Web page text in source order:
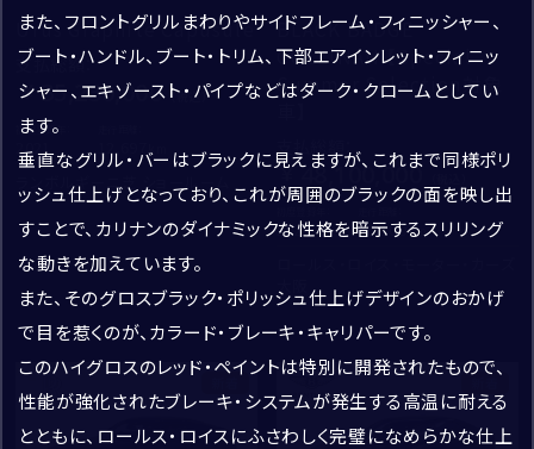
アフターサービス
Urus Graphite Capusule
支払総額 ：
35,230,000
初度登録年：
2021
12,697
ランボルギーニ芝 ショールーム
BLACK BADGE
CULLINAN 【Special
Summer Selection対象
48,100,000
2024
26,100
大阪
また、フロントグリルまわりやサイドフレーム・フィニッシャー、
ブート・ハンドル、ブート・トリム、下部エアインレット・フィニッ
シャー、エキゾースト・パイプなどはダーク・クロームとしてい
ます。
垂直なグリル・バーはブラックに見えますが、これまで同様ポリ
ッシュ仕上げとなっており、これが周囲のブラックの面を映し出
すことで、カリナンのダイナミックな性格を暗示するスリリング
な動きを加えています。
また、そのグロスブラック・ポリッシュ仕上げデザインのおかげ
で目を惹くのが、カラード・ブレーキ・キャリパーです。
このハイグロスのレッド・ペイントは特別に開発されたもので、
性能が強化されたブレーキ・システムが発生する高温に耐える
とともに、ロールス・ロイスにふさわしく完璧になめらかな仕上
ふりがな *
電話 メール
電話番号
送信